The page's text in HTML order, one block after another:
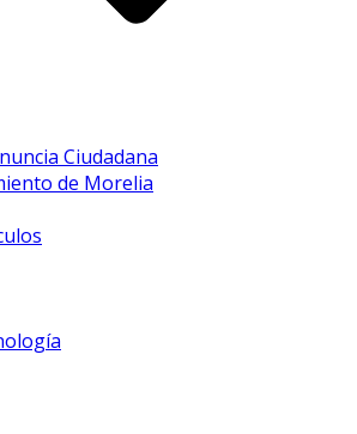
Ciudadana
de Morelia